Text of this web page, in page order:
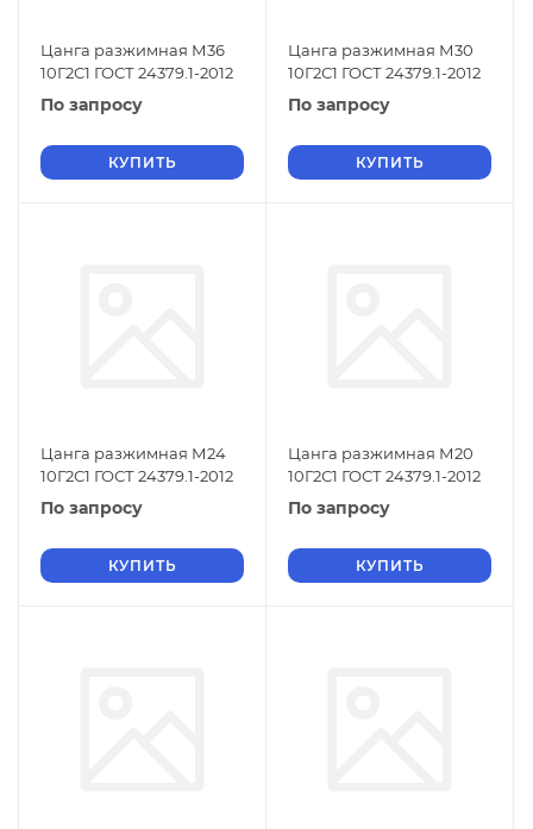
Цанга разжимная М36
10Г2С1 ГОСТ 24379.1-2012
По запросу
КУПИТЬ
Цанга разжимная М30
10Г2С1 ГОСТ 24379.1-2012
По запросу
КУПИТЬ
Цанга разжимная М24
10Г2С1 ГОСТ 24379.1-2012
По запросу
КУПИТЬ
Цанга разжимная М20
10Г2С1 ГОСТ 24379.1-2012
По запросу
КУПИТЬ